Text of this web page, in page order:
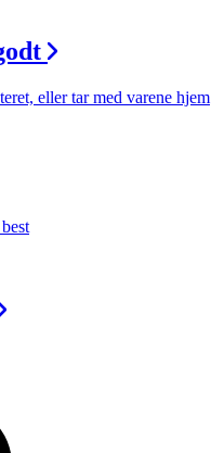
eller tar med varene hjem